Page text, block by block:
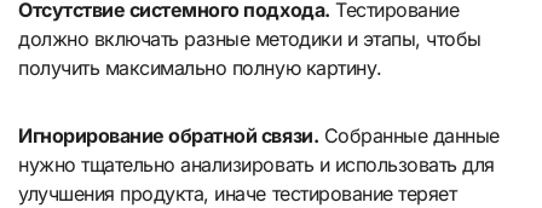
Отсутствие системного подхода. Тестирование
должно включать разные методики и этапы, чтобы
получить максимально полную картину.
Игнорирование обратной связи. Собранные данные
нужно тщательно анализировать и использовать для
улучшения продукта, иначе тестирование теряет